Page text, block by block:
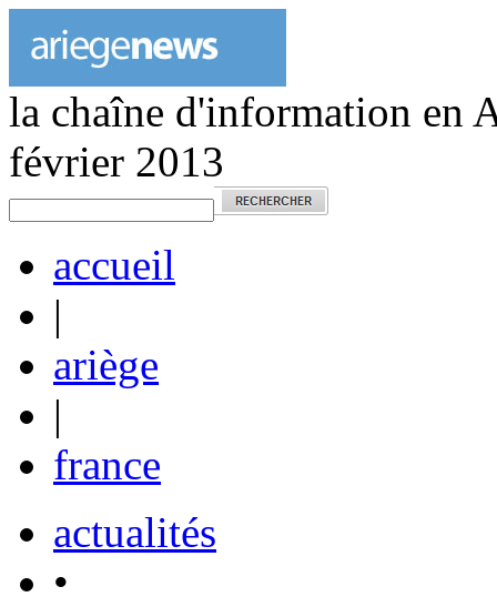
la chaîne d'information en
février 2013
accueil
|
ariège
|
france
actualités
•